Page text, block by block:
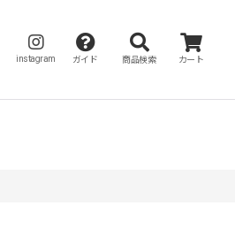
instagram ガイド 商品検索 カート